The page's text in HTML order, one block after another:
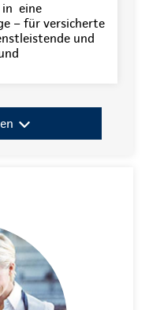
in eine
– für versicherte
und